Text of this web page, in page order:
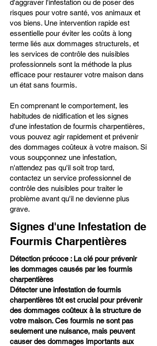
d'aggraver l'infestation ou de poser des
risques pour votre santé, vos animaux et
vos biens. Une intervention rapide est
essentielle pour éviter les coûts à long
terme liés aux dommages structurels, et
les services de contrôle des nuisibles
professionnels sont la méthode la plus
efficace pour restaurer votre maison dans
un état sans fourmis.
En comprenant le comportement, les
habitudes de nidification et les signes
d'une infestation de fourmis charpentières,
vous pouvez agir rapidement et prévenir
des dommages coûteux à votre maison. Si
vous soupçonnez une infestation,
n'attendez pas qu'il soit trop tard,
contactez un service professionnel de
contrôle des nuisibles pour traiter le
problème avant qu'il ne devienne plus
grave.
Signes d'une Infestation de
Fourmis Charpentières
Détection précoce : La clé pour prévenir
les dommages causés par les fourmis
charpentières
Détecter une infestation de fourmis
charpentières tôt est crucial pour prévenir
des dommages coûteux à la structure de
votre maison. Ces fourmis ne sont pas
seulement une nuisance, mais peuvent
causer des dommages importants aux